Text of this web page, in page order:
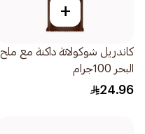
+
كاندريل شوكولاتة داكنة مع ملح
البحر 100جرام
24.96